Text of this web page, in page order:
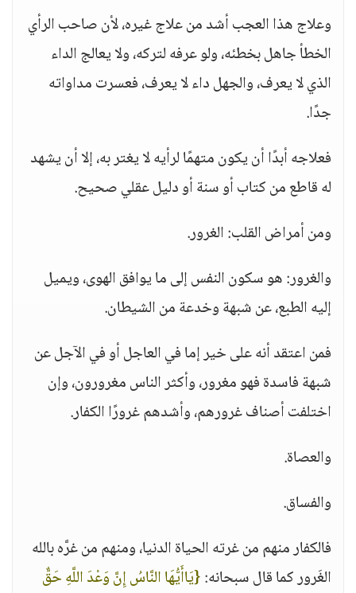
وعلاج هذا العجب أشد من علاج غيره، لأن صاحب الرأي
الخطأ جاهل بخطئه، ولو عرفه لتركه، ولا يعالج الداء
الذي لا يعرف، والجهل داء لا يعرف، فعسرت مداواته
جدًا.
فعلاجه أبدًا أن يكون متهمًا لرأيه لا يغتر به، إلا أن يشهد
له قاطع من كتاب أو سنة أو دليل عقلي صحيح.
ومن أمراض القلب: الغرور.
والغرور: هو سكون النفس إلى ما يوافق الهوى، ويميل
إليه الطبع، عن شبهة وخدعة من الشيطان.
فمن اعتقد أنه على خير إما في العاجل أو في الآجل عن
شبهة فاسدة فهو مغرور، وأكثر الناس مغرورون، وإن
اختلفت أصناف غرورهم، وأشدهم غرورًا الكفار.
والعصاة.
والفساق.
فالكفار منهم من غرته الحياة الدنيا، ومنهم من غرَّه بالله
الغَرور كما قال سبحانه:{يَاأَيُّهَا النَّاسُ إِنَّ وَعْدَ اللَّهِ حَقٌّ